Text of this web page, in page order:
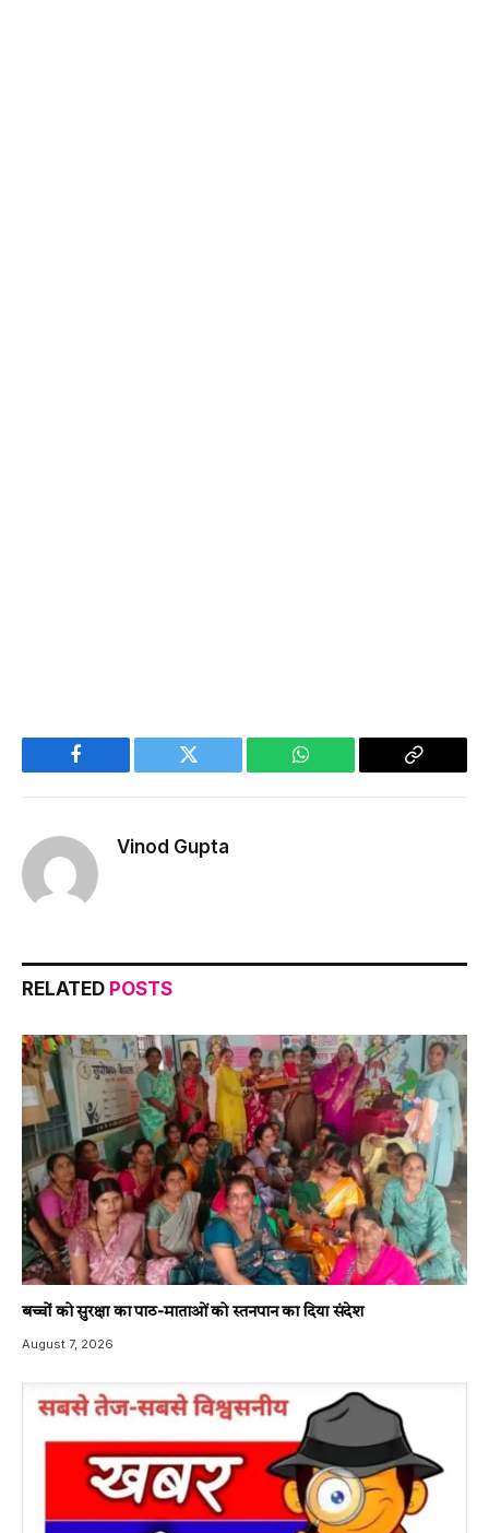
Facebook Twitter WhatsApp
Copy
Vinod Gupta
RELATED POSTS
बच्चों को सुरक्षा का पाठ-माताओं को स्तनपान का दिया संदेश
August 7, 2026